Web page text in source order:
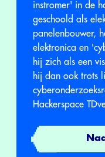
instromer' in de
geschoold als
panelenbouwer,
elektronica en
hij zich als een
hij dan ook trots
Hackerspace